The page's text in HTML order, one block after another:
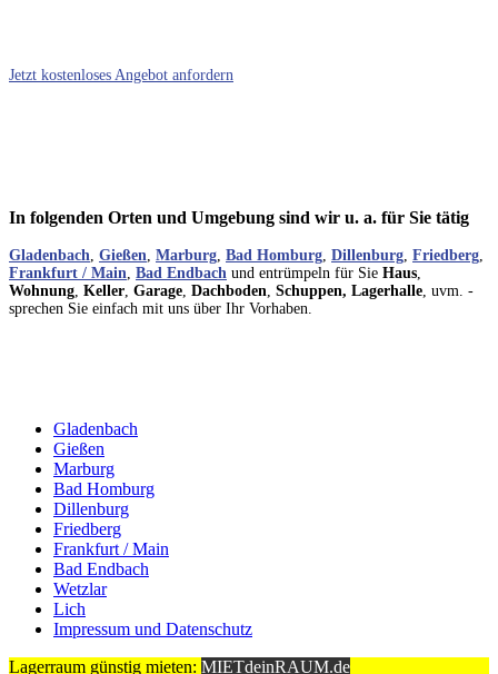
Jetzt kostenloses Angebot anfordern
In folgenden Orten und Umgebung sind wir u. a. für Sie tätig
Gladenbach, Gießen, Marburg, Bad Homburg, Dillenburg, Friedberg,
Frankfurt / Main, Bad Endbach und entrümpeln für Sie Haus,
Wohnung, Keller, Garage, Dachboden, Schuppen, Lagerhalle, uvm. -
sprechen Sie einfach mit uns über Ihr Vorhaben.
Gladenbach
Gießen
Marburg
Bad Homburg
Dillenburg
Friedberg
Frankfurt / Main
Bad Endbach
Wetzlar
Lich
Impressum und Datenschutz
Lagerraum günstig mieten: MIETdeinRAUM.de